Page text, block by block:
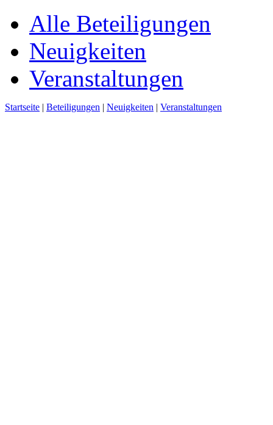
Alle Beteiligungen
Neuigkeiten
Veranstaltungen
Startseite | Beteiligungen | Neuigkeiten | Veranstaltungen